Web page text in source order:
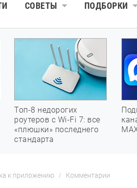
СОВЕТЫ ПОДБОРКИ
Топ-8 недорогих
роутеров с Wi-Fi 7: все
«плюшки» последнего
стандарта
к приложению Комментарии